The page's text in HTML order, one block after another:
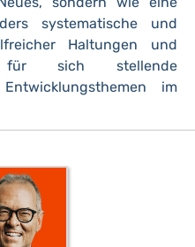
systematische und
Haltungen und
für sich stellende
im